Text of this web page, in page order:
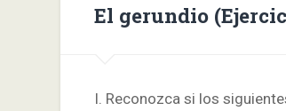
El gerundio
I. Reconozca si los